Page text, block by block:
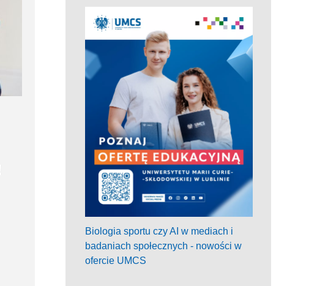
Biologia sportu czy AI w mediach i
badaniach społecznych - nowości w
ofercie UMCS